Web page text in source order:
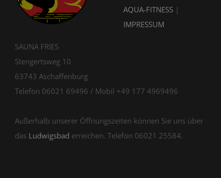
AQUA-FITNESS |
IMPRESSUM
SAUNA FRIES
Stengertsweg 10
63743 Aschaffenburg
Telefon 06021 69496 / Mobil +49 177 4969496
Außerhalb unserer Öffnungszeiten können Sie uns über
das Ludwigsbad erreichen. Telefon 06021 25584.